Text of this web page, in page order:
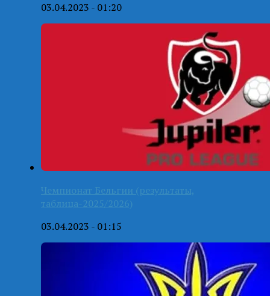
03.04.2023 - 01:20
Чемпионат Бельгии (результаты,
таблица-2025/2026)
03.04.2023 - 01:15